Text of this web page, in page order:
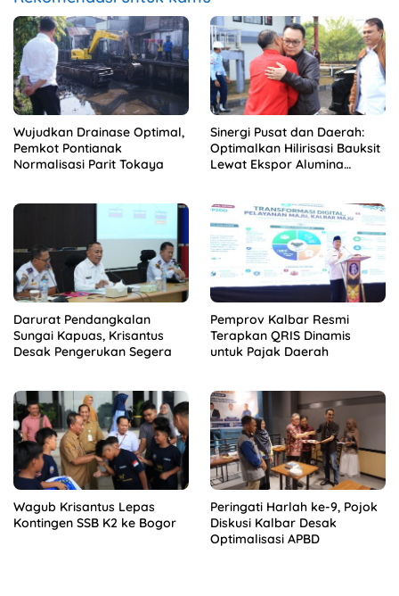
Wujudkan Drainase Optimal,
Pemkot Pontianak
Normalisasi Parit Tokaya
Sinergi Pusat dan Daerah:
Optimalkan Hilirisasi Bauksit
Lewat Ekspor Alumina
Darurat Pendangkalan
Sungai Kapuas, Krisantus
Desak Pengerukan Segera
Pemprov Kalbar Resmi
Terapkan QRIS Dinamis
untuk Pajak Daerah
Wagub Krisantus Lepas
Kontingen SSB K2 ke Bogor
Peringati Harlah ke-9, Pojok
Diskusi Kalbar Desak
Optimalisasi APBD